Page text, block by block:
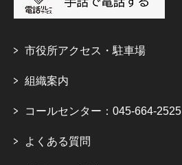
市役所アクセス・駐車場
組織案内
コールセンター：045-664-2525
よくある質問